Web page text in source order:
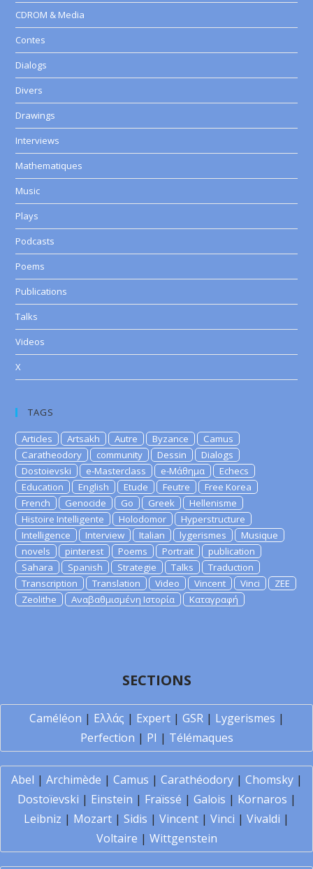
CDROM & Media
Contes
Dialogs
Divers
Drawings
Interviews
Mathematiques
Music
Plays
Podcasts
Poems
Publications
Talks
Videos
X
TAGS
Articles Artsakh Autre Byzance
Camus
Caratheodory
community Dessin
Dialogs
Dostoievski
e-Masterclass e-Μάθημα
Echecs
Education
English Etude Feutre
Free Korea
French
Genocide Go Greek
Hellenisme
Histoire Intelligente
Holodomor
Hyperstructure
Intelligence
Interview Italian lygerismes
Musique
novels
pinterest Poems Portrait
publication
Sahara
Spanish Strategie Talks
Traduction
Transcription
Translation Video Vincent Vinci
ZEE
Zeolithe
Αναβαθμισμένη Ιστορία Καταγραφή
SECTIONS
Caméléon | Ελλάς | Expert| GSR| Lygerismes |
Perfection | PI | Télémaques
Abel | Archimède | Camus | Carathéodory| Chomsky|
Dostoïevski | Einstein | Fraïssé | Galois | Kornaros |
Leibniz | Mozart | Sidis | Vincent | Vinci | Vivaldi |
Voltaire | Wittgenstein